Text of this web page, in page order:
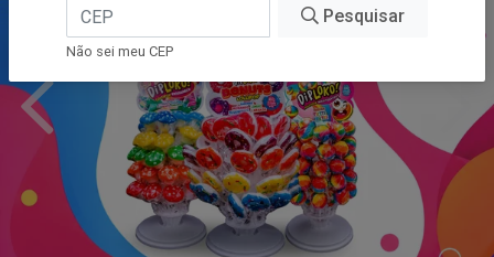
Pesquisar
Não sei meu CEP